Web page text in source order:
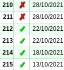
210
✗ 28/10/2021
211
✗ 28/10/2021
212
✓ 22/10/2021
213
✓ 22/10/2021
214
✓ 18/10/2021
215
✓ 13/10/2021